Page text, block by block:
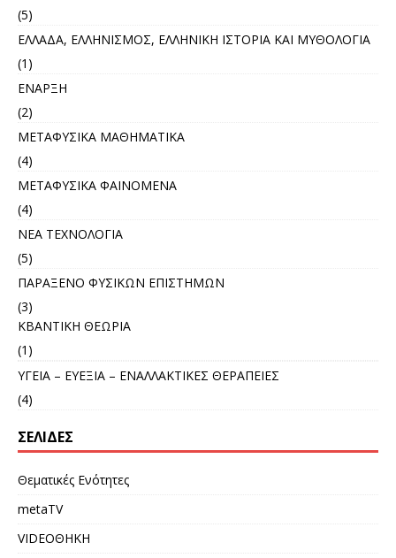
(5)
ΕΛΛΑΔΑ, ΕΛΛΗΝΙΣΜΟΣ, ΕΛΛΗΝΙΚΗ ΙΣΤΟΡΙΑ ΚΑΙ ΜΥΘΟΛΟΓΙΑ
(1)
ΕΝΑΡΞΗ
(2)
ΜΕΤΑΦΥΣΙΚΑ ΜΑΘΗΜΑΤΙΚΑ
(4)
ΜΕΤΑΦΥΣΙΚΑ ΦΑΙΝΟΜΕΝΑ
(4)
ΝΕΑ ΤΕΧΝΟΛΟΓΙΑ
(5)
ΠΑΡΑΞΕΝΟ ΦΥΣΙΚΩΝ ΕΠΙΣΤΗΜΩΝ
(3)
ΚΒΑΝΤΙΚΗ ΘΕΩΡΙΑ
(1)
ΥΓΕΙΑ – ΕΥΕΞΙΑ – ΕΝΑΛΛΑΚΤΙΚΕΣ ΘΕΡΑΠΕΙΕΣ
(4)
ΣΕΛΊΔΕΣ
Θεματικές Ενότητες
metaTV
VIDEOΘΗΚΗ